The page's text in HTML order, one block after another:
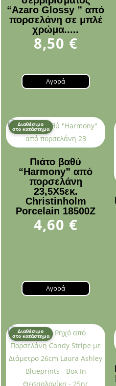
“Αzaro Glossy ” από
πορσελάνη σε μπλέ
χρώμα.....
8,50 €
Αγορά
Διαθέσιμο
στο κατάστημα
Πιάτο βαθύ
“Harmony” από
πορσελάνη
23,5Χ5εκ.
Christinholm
Porcelain 18500Z
4,60 €
Αγορά
Διαθέσιμο
στο κατάστημα